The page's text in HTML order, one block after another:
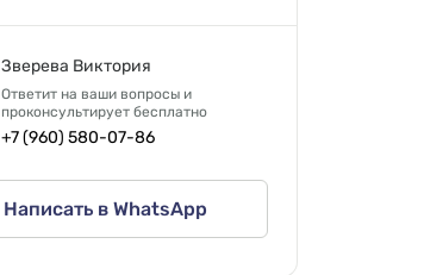
Зверева Виктория
Ответит на ваши вопросы и
проконсультирует бесплатно
+7 (960) 580-07-86
Написать в WhatsApp